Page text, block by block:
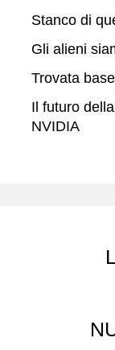
Stanco di
Gli alieni
Trovata
Il futuro
NVIDIA